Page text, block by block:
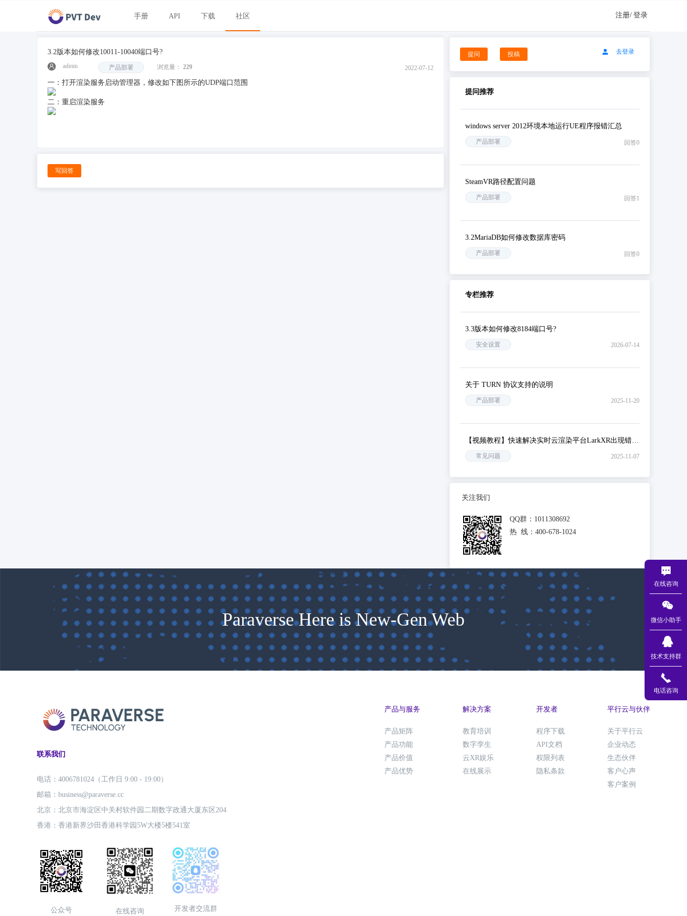
在线咨询
微信小助手
技术支持群
电话咨询
手册 API 下载 社区 注册/ 登录
3.2版本如何修改10011-10040端口号?
admin 产品部署 浏览量： 229 2022-07-12
一：打开渲染服务启动管理器，修改如下图所示的UDP端口范围
二：重启渲染服务
写回答
提问 投稿 去登录
提问推荐
windows server 2012环境本地运行UE程序报错汇总
产品部署 回答0
SteamVR路径配置问题
产品部署 回答1
3.2MariaDB如何修改数据库密码
产品部署 回答0
专栏推荐
3.3版本如何修改8184端口号?
安全设置 2026-07-14
关于 TURN 协议支持的说明
产品部署 2025-11-20
【视频教程】快速解决实时云渲染平台LarkXR出现错误码401的问题
常见问题 2025-11-07
关注我们
QQ群：1011308692
热 线：400-678-1024
Paraverse Here is New-Gen Web
联系我们
电话：4006781024（工作日 9:00 - 19:00）
邮箱：business@paraverse.cc
北京：北京市海淀区中关村软件园二期数字政通大厦东区204
香港：香港新界沙田香港科学园5W大楼5楼541室
公众号 在线咨询 开发者交流群
产品与服务
产品矩阵
产品功能
产品价值
产品优势
解决方案
教育培训
数字孪生
云XR娱乐
在线展示
开发者
程序下载
API文档
权限列表
隐私条款
平行云与伙伴
关于平行云
企业动态
生态伙伴
客户心声
客户案例